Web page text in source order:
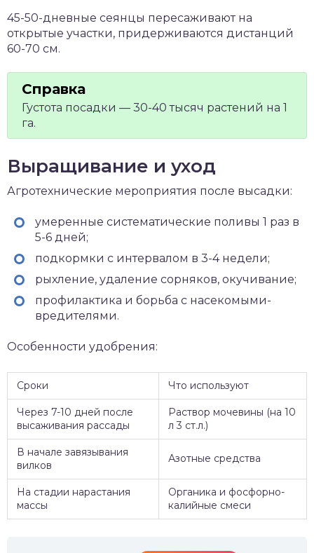
45-50-дневные сеянцы пересаживают на
открытые участки, придерживаются дистанций
60-70 см.
Густота посадки — 30-40 тысяч растений на 1
га.
Выращивание и уход
Агротехнические мероприятия после высадки:
умеренные систематические поливы 1 раз в
5-6 дней;
подкормки с интервалом в 3-4 недели;
рыхление, удаление сорняков, окучивание;
профилактика и борьба с насекомыми-
вредителями.
Особенности удобрения:
Сроки Что используют
Через 7-10 дней после
высаживания рассады
Раствор мочевины (на 10
л 3 ст.л.)
В начале завязывания
вилков
Азотные средства
На стадии нарастания
массы
Органика и фосфорно-
калийные смеси